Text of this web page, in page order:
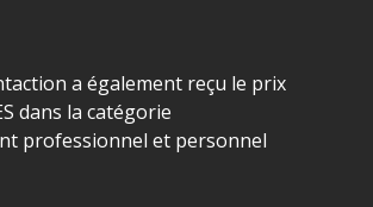
a également reçu le prix
dans la catégorie
professionnel et personnel